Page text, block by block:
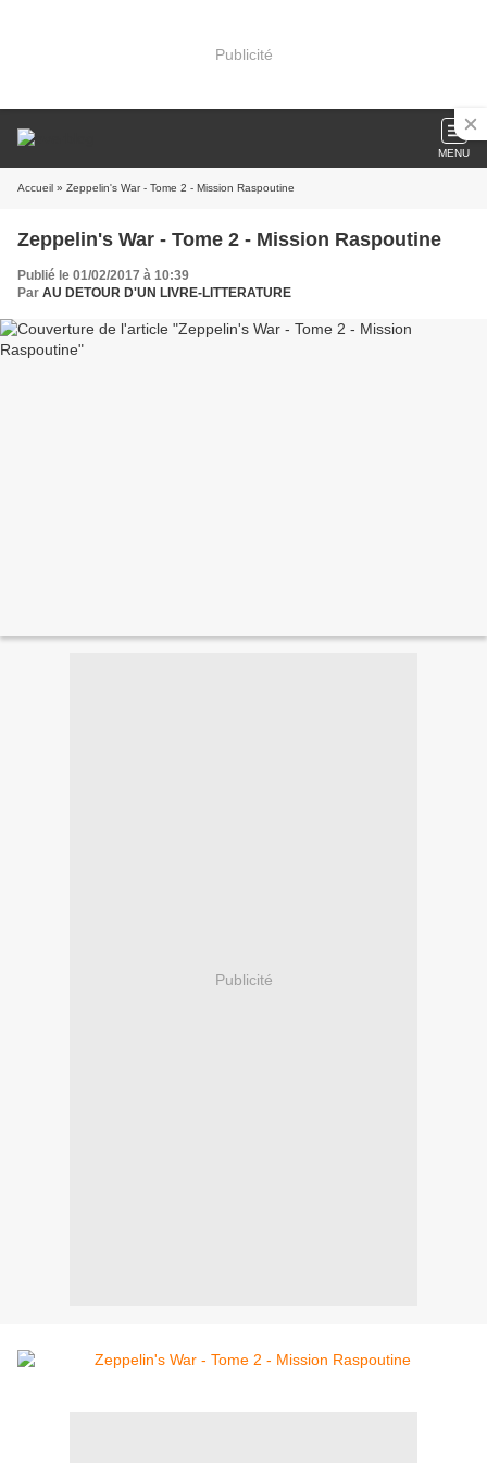
Publicité
MENU
Accueil » Zeppelin's War - Tome 2 - Mission Raspoutine
Zeppelin's War - Tome 2 - Mission Raspoutine
Publié le 01/02/2017 à 10:39
Par AU DETOUR D'UN LIVRE-LITTERATURE
Publicité